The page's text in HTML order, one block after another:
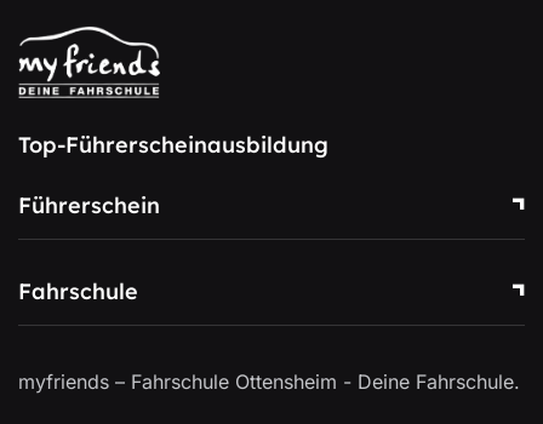
Top-Führerscheinausbildung
Führerschein
Fahrschule
myfriends – Fahrschule Ottensheim - Deine Fahrschule.